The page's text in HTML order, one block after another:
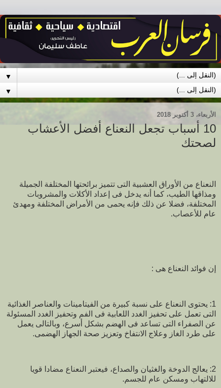
▼
▼
الأربعاء، 3 أكتوبر 2018
10 أسباب تجعل النعناع أفضل الأعشاب
لصحتك
النعناع من الأوراق العشبية التى تتميز برائحتها المختلفة الجميلة
ومذاقها الطيب، كما أنه يدخل فى إعداد الأكلات والمشروبات
المختلفة، فضلا عن ذلك فإنه يحمى من الأمراض المختلفة ومهدئ
عام للأعصاب.
إن فوائد النعناع هى :
1: يحتوى النعناع على نسبة كبيرة من الفيتامينات والعناصر الغذائية
التى تعمل على تحفيز الغدد اللعابية فى الفم وتحفيز الغدد المسئولة
عن الصفراء التى تساعد فى الهضم بشكل أسرع، وبالتالى يعمل
على طرد الغاز وعلاج الانتفاخ وتعزيز صحة الجهاز الهضمى.
2: يعالج الدوخة والغثيان والصداع، فيعتبر النعناع مضادا قويا
للالتهاب ومسكن عام للجسم.